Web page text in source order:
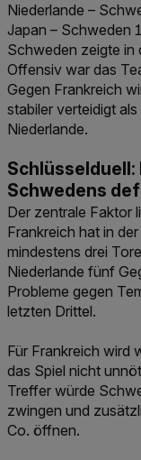
Niederlande –
Japan – Schweden
Schweden zeigte in
Offensiv war das
Gegen Frankreich
stabiler verteidigt
Niederlande.
Schlüsselduell:
Schwedens
Der zentrale Faktor
Frankreich hat in
mindestens drei
Niederlande fünf
Probleme gegen
letzten Drittel.
Für Frankreich wird
das Spiel nicht
Treffer würde
zwingen und
Co. öffnen.